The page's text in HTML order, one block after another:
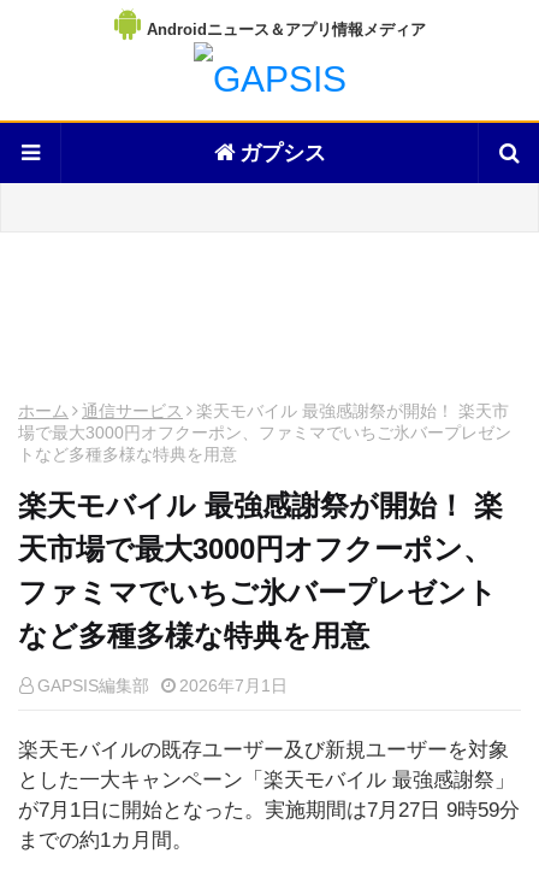
Androidニュース＆アプリ情報メディア
ガプシス
ホーム 通信サービス
楽天モバイル 最強感謝祭が開始！ 楽天市
場で最大3000円オフクーポン、ファミマでいちご氷バープレゼン
トなど多種多様な特典を用意
楽天モバイル 最強感謝祭が開始！ 楽
天市場で最大3000円オフクーポン、
ファミマでいちご氷バープレゼント
など多種多様な特典を用意
GAPSIS編集部 2026年7月1日
楽天モバイルの既存ユーザー及び新規ユーザーを対象
とした一大キャンペーン「楽天モバイル 最強感謝祭」
が7月1日に開始となった。実施期間は7月27日 9時59分
までの約1カ月間。